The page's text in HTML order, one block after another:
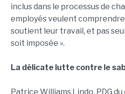
inclus dans le processus de
employés veulent
soutient leur travail, et pas
soit imposée ».
La délicate lutte contre le
Patrice Williams Lindo, PDG